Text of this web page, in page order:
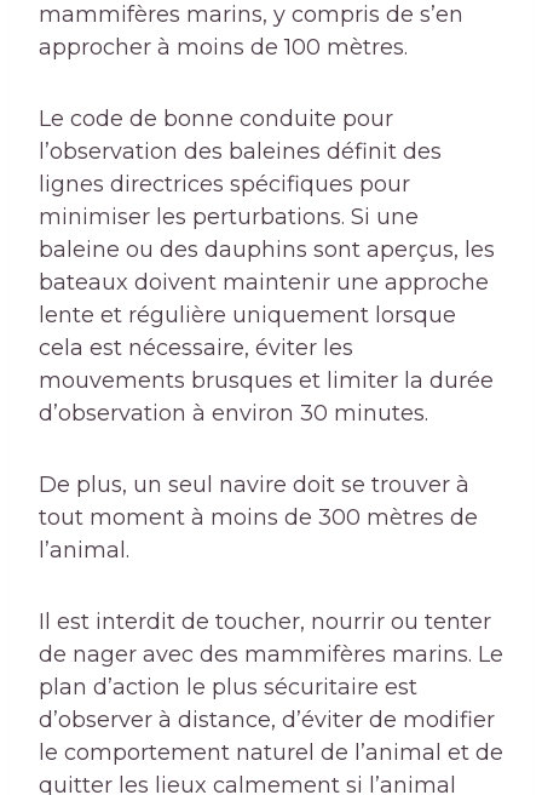
mammifères marins, y compris de s’en
approcher à moins de 100 mètres.
Le code de bonne conduite pour
l’observation des baleines définit des
lignes directrices spécifiques pour
minimiser les perturbations. Si une
baleine ou des dauphins sont aperçus, les
bateaux doivent maintenir une approche
lente et régulière uniquement lorsque
cela est nécessaire, éviter les
mouvements brusques et limiter la durée
d’observation à environ 30 minutes.
De plus, un seul navire doit se trouver à
tout moment à moins de 300 mètres de
l’animal.
Il est interdit de toucher, nourrir ou tenter
de nager avec des mammifères marins. Le
plan d’action le plus sécuritaire est
d’observer à distance, d’éviter de modifier
le comportement naturel de l’animal et de
quitter les lieux calmement si l’animal